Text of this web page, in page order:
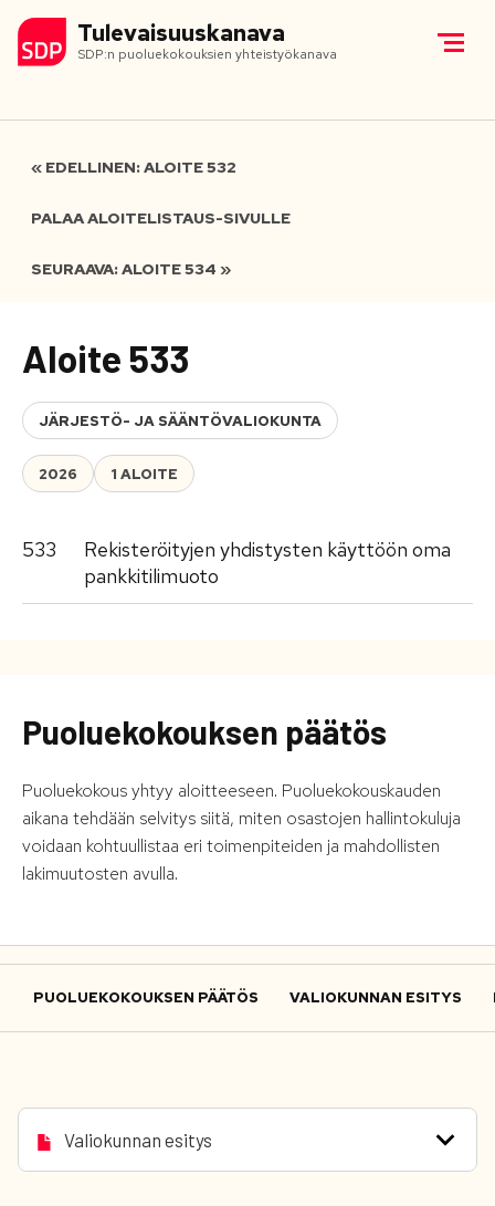
Tulevaisuuskanava
SDP:n puoluekokouksien yhteistyökanava
« EDELLINEN: ALOITE 532
PALAA ALOITELISTAUS-SIVULLE
SEURAAVA: ALOITE 534 »
Aloite 533
JÄRJESTÖ- JA SÄÄNTÖVALIOKUNTA
2026 1 ALOITE
533
Rekisteröityjen yhdistysten käyttöön oma
pankkitilimuoto
Puoluekokouksen päätös
Puoluekokous yhtyy aloitteeseen. Puoluekokouskauden
aikana tehdään selvitys siitä, miten osastojen hallintokuluja
voidaan kohtuullistaa eri toimenpiteiden ja mahdollisten
lakimuutosten avulla.
PUOLUEKOKOUKSEN PÄÄTÖS VALIOKUNNAN ESITYS
Valiokunnan esitys